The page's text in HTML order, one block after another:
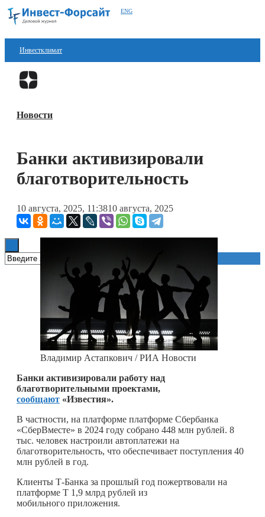
ENG
Инвестклимат
Финансы
Блокчейн
Книги
Новости
Банки активизировали
благотворительность
10 августа, 2025, 11:3810 августа, 2025
Владимир Астапкович / РИА Новости
Банки активизировали работу над
благотворительными проектами,
сообщают «Известия».
В частности, на платформе платформе Сбербанка
«СберВместе» в 2024 году собрано 448 млн рублей. 8
тыс. человек настроили автоплатежи на
благотворительность, что обеспечивает поступления 40
млн рублей в год.
Клиенты Т-Банка за прошлый год пожертвовали на
платформе Т 1,9 млрд рублей из
мобильного приложения.